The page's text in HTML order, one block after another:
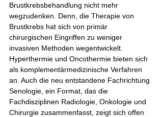
Brustkrebsbehandlung nicht mehr
wegzudenken. Denn, die Therapie von
Brustkrebs hat sich von primär
chirurgischen Eingriffen zu weniger
invasiven Methoden wegentwickelt.
Hyperthermie und Oncothermie bieten sich
als komplementärmedizinische Verfahren
an. Auch die neu entstandene Fachrichtung
Senologie, ein Format, das die
Fachdisziplinen Radiologie, Onkologie und
Chirurgie zusammenfasst, zeigt sich offen